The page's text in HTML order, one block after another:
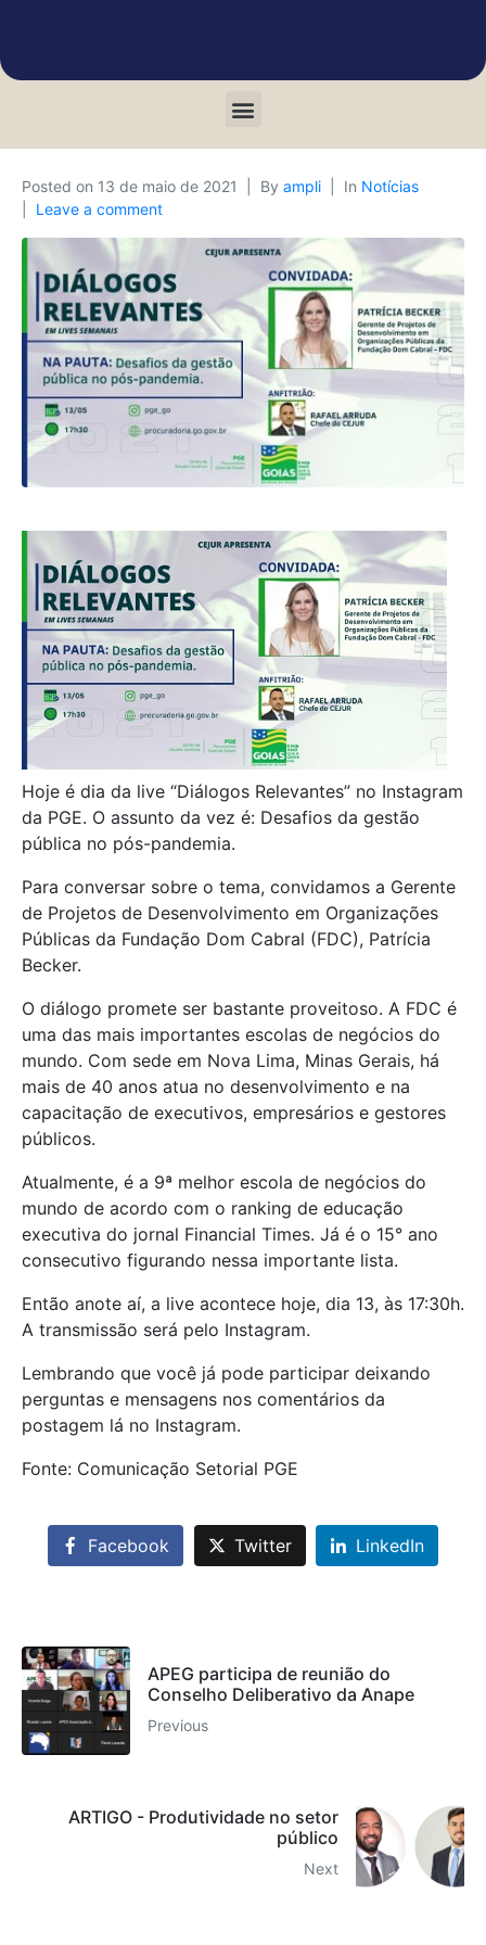
Posted on 13 de maio de 2021 By ampli In Notícias
Leave a comment
Hoje é dia da live “Diálogos Relevantes” no Instagram
da PGE. O assunto da vez é: Desafios da gestão
pública no pós-pandemia.
Para conversar sobre o tema, convidamos a Gerente
de Projetos de Desenvolvimento em Organizações
Públicas da Fundação Dom Cabral (FDC), Patrícia
Becker.
O diálogo promete ser bastante proveitoso. A FDC é
uma das mais importantes escolas de negócios do
mundo. Com sede em Nova Lima, Minas Gerais, há
mais de 40 anos atua no desenvolvimento e na
capacitação de executivos, empresários e gestores
públicos.
Atualmente, é a 9ª melhor escola de negócios do
mundo de acordo com o ranking de educação
executiva do jornal Financial Times. Já é o 15° ano
consecutivo figurando nessa importante lista.
Então anote aí, a live acontece hoje, dia 13, às 17:30h.
A transmissão será pelo Instagram.
Lembrando que você já pode participar deixando
perguntas e mensagens nos comentários da
postagem lá no Instagram.
Fonte: Comunicação Setorial PGE
Facebook Twitter LinkedIn
APEG participa de reunião do
Conselho Deliberativo da Anape
Previous
ARTIGO - Produtividade no setor
público
Next